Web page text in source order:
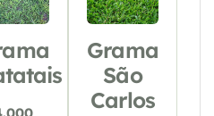
Grama
São
Carlos